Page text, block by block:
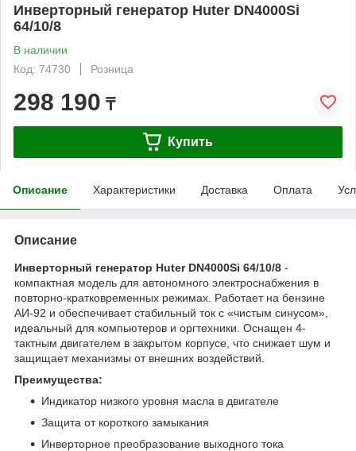
Инверторный генератор Huter DN4000Si
64/10/8
В наличии
Код: 74730
Розница
298 190 ₸
Купить
Описание Характеристики Доставка Оплата
Описание
Инверторный генератор Huter DN4000Si 64/10/8 -
компактная модель для автономного электроснабжения в
повторно-кратковременных режимах. Работает на бензине
АИ-92 и обеспечивает стабильный ток с «чистым синусом»,
идеальный для компьютеров и оргтехники. Оснащен 4-
тактным двигателем в закрытом корпусе, что снижает шум и
защищает механизмы от внешних воздействий.
Преимущества:
Индикатор низкого уровня масла в двигателе
Защита от короткого замыкания
Инверторное преобразование выходного тока